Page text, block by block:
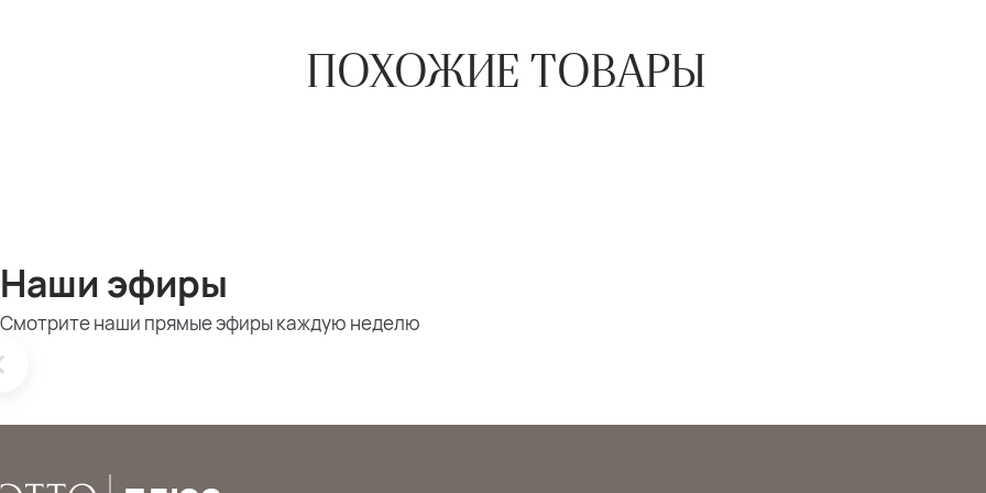
ПОХОЖИЕ ТОВАРЫ
Наши эфиры
Смотрите наши прямые эфиры каждую неделю